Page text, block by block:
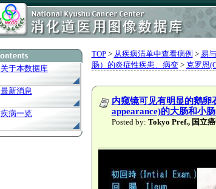
关于本数据库
最新消息
疾病一览
TOP> 从疾病清单中查看病例 > 易
肠）的炎症性疾患、病变> 克罗恩
内窥镜可见有明显的鹅卵
appearance)的大肠和小
Posted by: Tokyo Pref., 国立